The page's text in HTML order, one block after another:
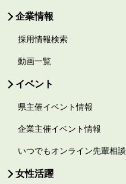
企業情報
採用情報検索
動画一覧
イベント
県主催イベント情報
企業主催イベント情報
いつでもオンライン先輩相談
女性活躍